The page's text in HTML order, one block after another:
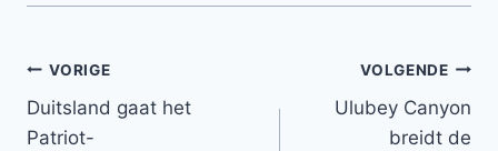
Bericht
navigatie
VORIGE
Duitsland gaat het
Patriot-
VOLGENDE
Ulubey Canyon
breidt de